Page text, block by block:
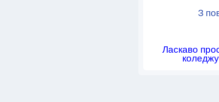
З
Ласкаво
коледжу